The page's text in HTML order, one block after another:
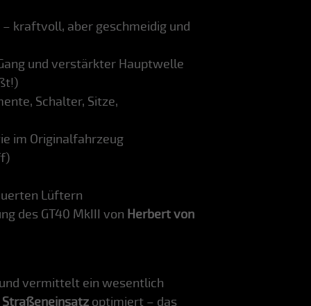
kraftvoll, aber geschmeidig und
und verstärkter Hauptwelle
Schalter, Sitze,
im Originalfahrzeug
Lüftern
des GT40 MkIII von Herbert von
vermittelt ein wesentlich
optimiert – das